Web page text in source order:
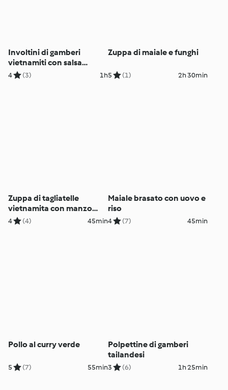
Involtini di gamberi
vietnamiti con salsa
agrodolce
4 (3) 1h
Zuppa di maiale e funghi
5 (1) 2h 30min
Zuppa di tagliatelle
vietnamita con manzo
(Pho bo)
4 (4) 45min
Maiale brasato con uovo e
riso
4 (7) 45min
Pollo al curry verde
5 (7) 55min
Polpettine di gamberi
tailandesi
3 (6) 1h 25min